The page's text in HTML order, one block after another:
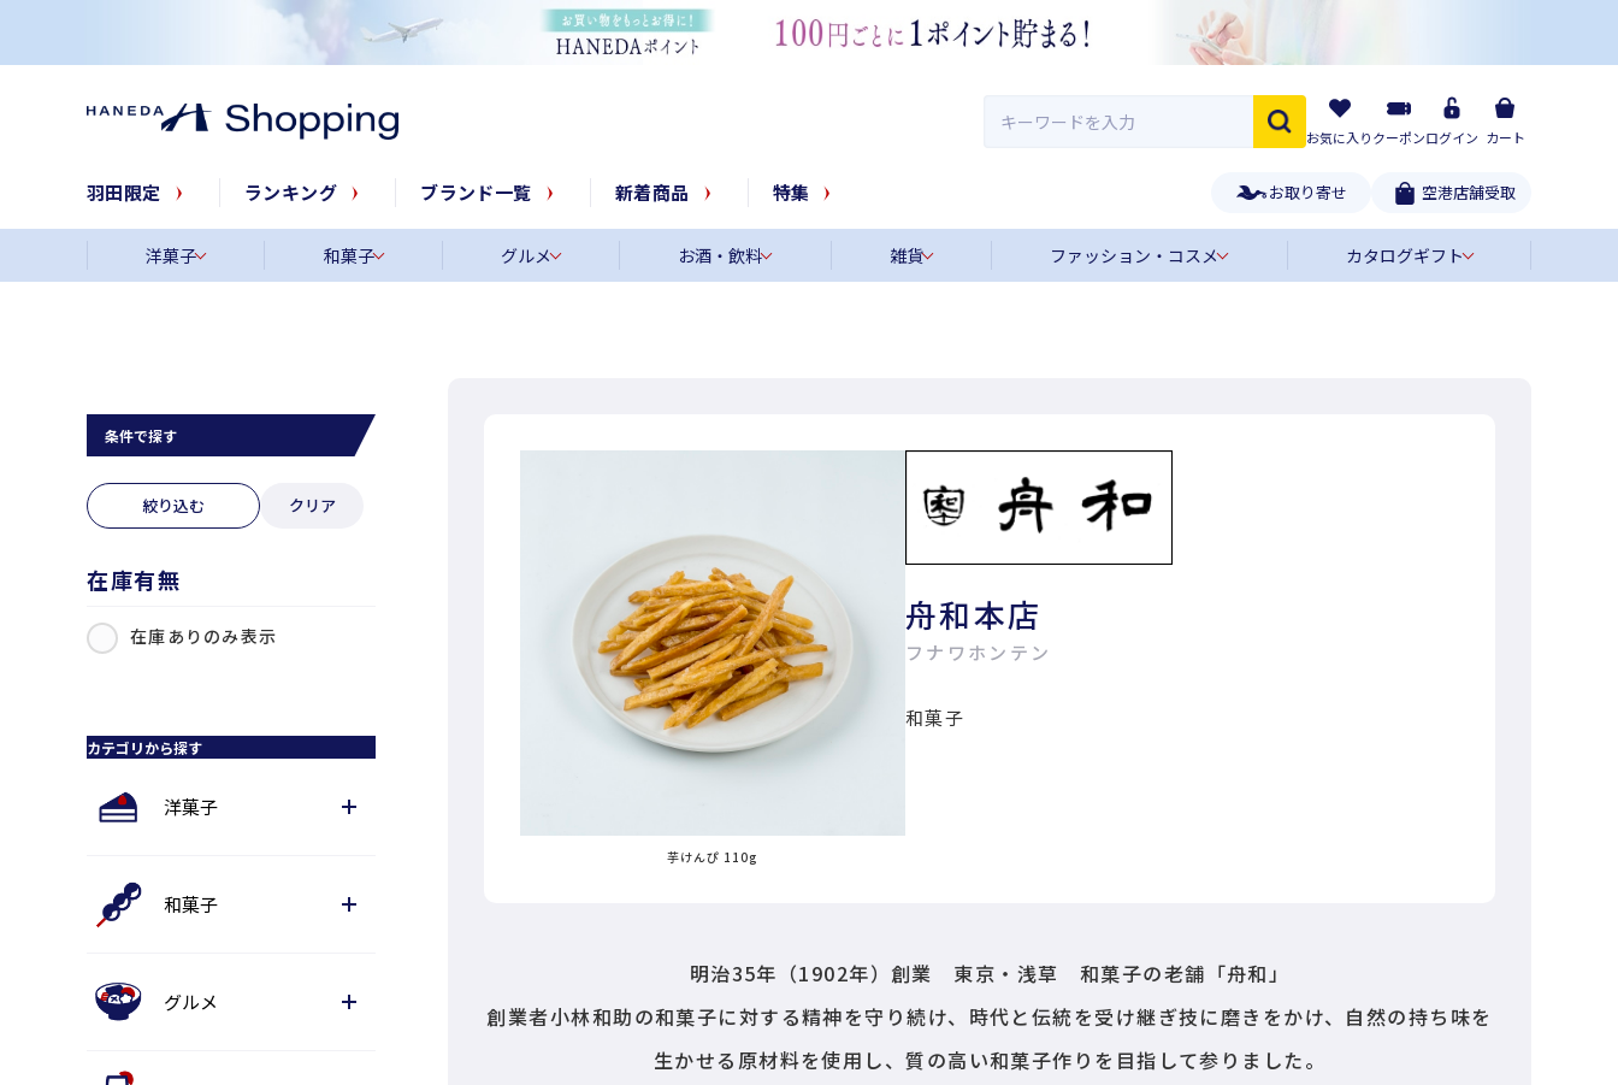
お気に入りクーポンログイン カート
羽田限定 ランキング ブランド一覧 新着商品 特集 お取り寄せ 空港店舗受取
洋菓子 和菓子 グルメ お酒・飲料 雑貨 ファッション・コスメ カタログギフト
条件で探す
絞り込む クリア
在庫有無
在庫ありのみ表示
カテゴリから探す
洋菓子
和菓子
グルメ
芋けんぴ 110g
舟和本店
フナワホンテン
和菓子
明治35年（1902年）創業 東京・浅草 和菓子の老舗「舟和」
創業者小林和助の和菓子に対する精神を守り続け、時代と伝統を受け継ぎ技に磨きをかけ、自然の持ち味を
生かせる原材料を使用し、質の高い和菓子作りを目指して参りました。